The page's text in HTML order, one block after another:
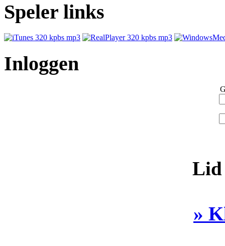
Speler links
Inloggen
Lid
»